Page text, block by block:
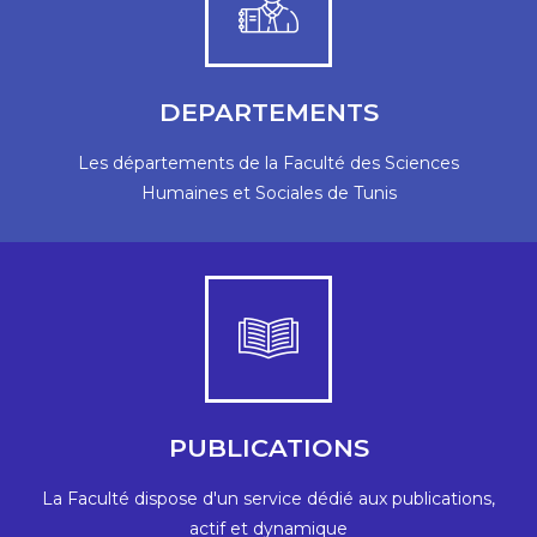
DEPARTEMENTS
Les départements de la Faculté des Sciences
Humaines et Sociales de Tunis
sur ses huit départements. Des structures
En savoir +
PUBLICATIONS
La Faculté dispose d'un service dédié aux publications,
actif et dynamique
Service des publications
La Faculté dispose d'une riche collection de
Site web